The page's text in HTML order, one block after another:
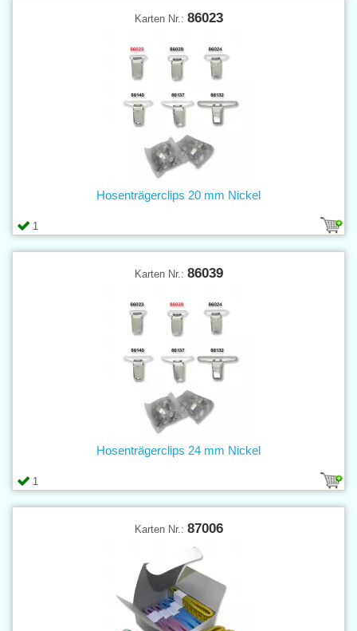
Karten Nr.: 86023
1
Hosenträgerclips 20 mm Nickel
Karten Nr.: 86039
1
Hosenträgerclips 24 mm Nickel
Karten Nr.: 87006